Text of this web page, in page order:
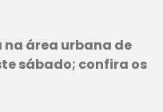
área urbana de
sábado; confira os